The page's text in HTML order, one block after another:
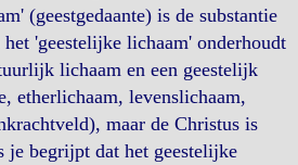
(geestgedaante) is de substantie
'geestelijke lichaam' onderhoudt
lichaam en een geestelijk
etherlichaam, levenslichaam,
maar de Christus is
je begrijpt dat het geestelijke